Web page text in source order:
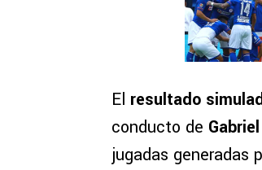
El resultado
conducto de
jugadas generadas